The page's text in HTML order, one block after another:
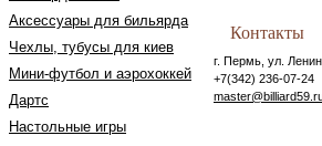
Аксессуары для бильярда
Чехлы, тубусы для киев
Мини-футбол и аэрохоккей
Дартс
Настольные игры
Контакты
г. Пермь, ул.
+7(342) 236-07-24